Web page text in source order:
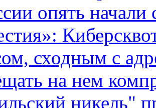
опять начали
сходным с
на нем
никель"